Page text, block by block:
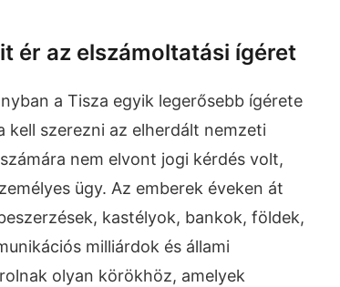
ér az elszámoltatási ígéret
a Tisza egyik legerősebb ígérete
kell szerezni az elherdált nemzeti
nem elvont jogi kérdés volt,
ügy. Az emberek éveken át
kastélyok, bankok, földek,
milliárdok és állami
olyan körökhöz, amelyek